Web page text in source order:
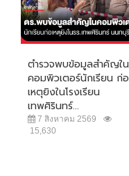
ตำรวจพบข้อมูลสำคัญใน
คอมพิวเตอร์นักเรียน ก่อ
เหตุยิงในโรงเรียน
เทพศิรินทร์...
7 สิงหาคม 2569
15,630